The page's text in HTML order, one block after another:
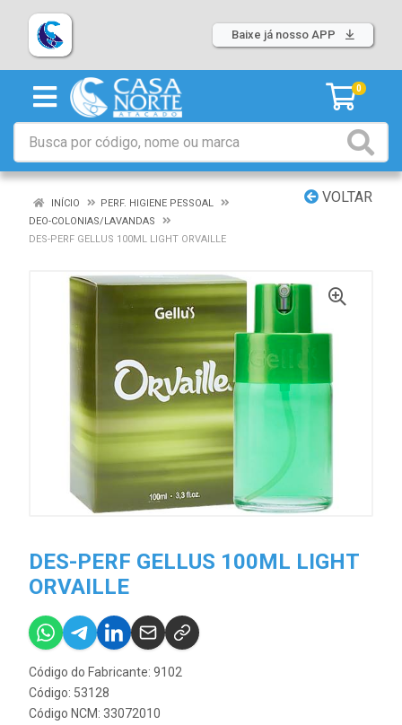
Baixe já nosso APP
0
VOLTAR
INÍCIO
PERF. HIGIENE PESSOAL
DEO-COLONIAS/LAVANDAS
DES-PERF GELLUS 100ML LIGHT ORVAILLE
DES-PERF GELLUS 100ML LIGHT
ORVAILLE
Código do Fabricante: 9102
Código: 53128
Código NCM: 33072010